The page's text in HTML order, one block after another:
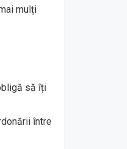
mulți
să îți
între